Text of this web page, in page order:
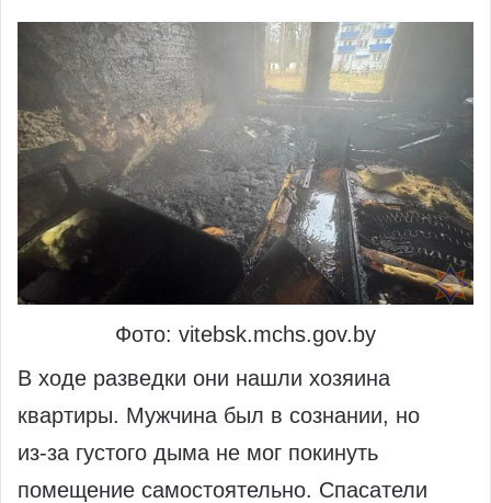
Фото: vitebsk.mchs.gov.by
В ходе разведки они нашли хозяина
квартиры. Мужчина был в сознании, но
из‑за густого дыма не мог покинуть
помещение самостоятельно. Спасатели